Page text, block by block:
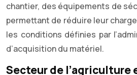
chantier, des équipements de
permettant de réduire leur
les conditions définies par
d’acquisition du matériel.
Secteur de